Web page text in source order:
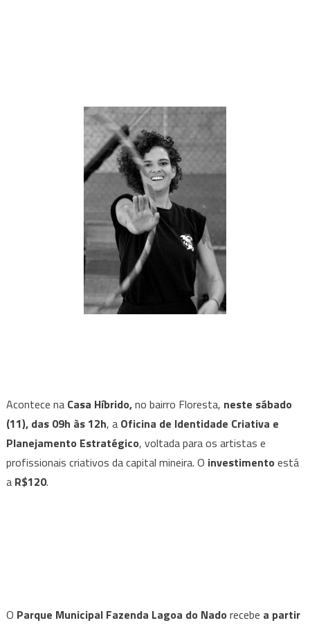
Acontece na Casa Híbrido,no bairro Floresta, neste sábado
(11), das 09h às 12h, a Oficina de Identidade Criativa e
Planejamento Estratégico, voltada para os artistas e
profissionais criativos da capital mineira. O investimento está
a R$120.
O Parque Municipal Fazenda Lagoa do Nado recebe a partir